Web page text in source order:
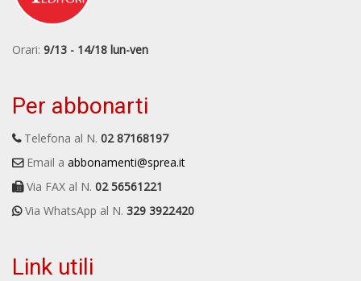
Orari: 9/13 - 14/18 lun-ven
Per abbonarti
Telefona al N. 02 87168197
Email a abbonamenti@sprea.it
Via FAX al N. 02 56561221
Via WhatsApp al N. 329 3922420
Link utili